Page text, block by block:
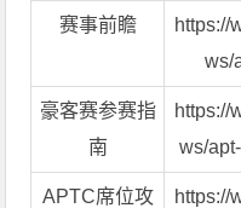
赛事前瞻
https://
ws/
豪客赛参赛指
南
https://
ws/
APTC席位攻
https://